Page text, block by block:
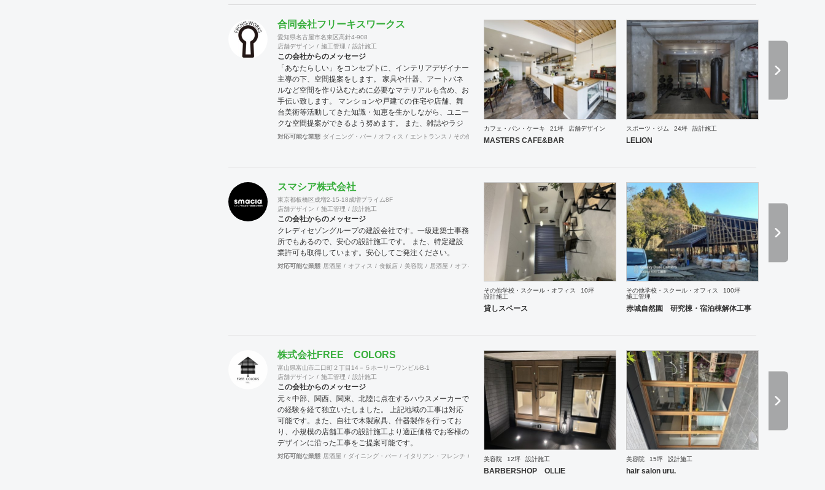
合同会社フリーキスワークス
愛知県名古屋市名東区高針4-908
店舗デザイン
施工管理 設計施工
この会社からのメッセージ
「あなたらしい」をコンセプトに、インテリアデザイナー
主導の下、空間提案をします。 家具や什器、アートパネ
ルなど空間を作り込むために必要なマテリアルも含め、お
手伝い致します。 マンションや戸建ての住宅や店舗、舞
台美術等活動してきた知識・知恵を生かしながら、ユニー
クな空間提案ができるよう努めます。 また、雑誌やラジ
オ番組などでのご紹介やプレスリリースも必要であれば、
対応可能な業態 ダイニング・バー オフィス エントランス その他 医院・クリニック ホテル ブライダル アパレル
カフェ・パン・ケーキ 21坪 店舗デザイン
MASTERS CAFE&BAR
スポーツ・ジム 24坪 設計施工
LELION
スマシア株式会社
東京都板橋区成増2-15-18成増プライム8F
店舗デザイン
施工管理 設計施工
この会社からのメッセージ
クレディセゾングループの建設会社です。一級建築士事務
所でもあるので、安心の設計施工です。 また、特定建設
業許可も取得しています。安心してご発注ください。
対応可能な業態 居酒屋 オフィス 食飯店 美容院 居酒屋 オフィス アパレル 食飯店 美容院
その他学校・スクール・オフィス
10坪
設計施工
貸しスペース
その他学校・スクール・オフィス
100坪
施工管理
赤城自然園 研究棟・宿泊棟解体工事
株式会社FREE COLORS
富山県富山市二口町２丁目14－５ホーリーワンビルB-1
店舗デザイン
施工管理 設計施工
この会社からのメッセージ
元々中部、関西、関東、北陸に点在するハウスメーカーで
の経験を経て独立いたしました。 上記地域の工事は対応
可能です。また、自社で木製家具、什器製作を行ってお
り、小規模の店舗工事の設計施工より適正価格でお客様の
デザインに沿った工事をご提案可能です。
対応可能な業態 居酒屋 ダイニング・バー イタリアン・フレンチ カフェ・パン・ケーキ ラーメン・そば・うどん 和食・寿司 焼肉・中華料理・韓国料理
美容院 12坪 設計施工
BARBERSHOP OLLIE
美容院 15坪 設計施工
hair salon uru.